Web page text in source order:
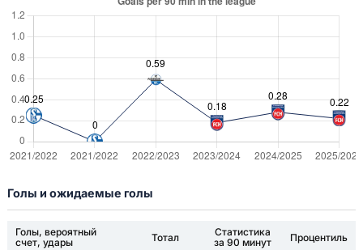
Голы и ожидаемые голы
Голы, вероятный
счет, удары
Тотал
Статистика
за 90 минут
Процентиль